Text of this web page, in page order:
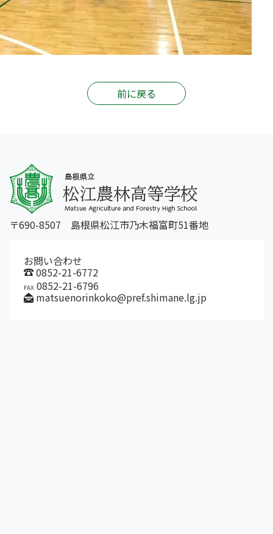
前に戻る
〒690-8507 島根県松江市乃木福富町51番地
お問い合わせ
0852-21-6772
FAX 0852-21-6796
matsuenorinkoko@pref.shimane.lg.jp